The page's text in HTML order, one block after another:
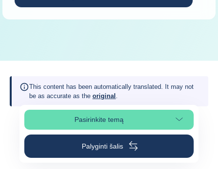
This content has been automatically translated. It may not
be as accurate as the original .
Pasirinkite temąPasirinkite puslapio skiltį
Palyginti šalis